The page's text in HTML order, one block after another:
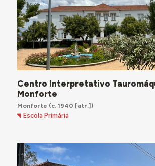
Centro Interpretativo
Monforte
Monforte (c. 1940 [atr.])
Escola Primária